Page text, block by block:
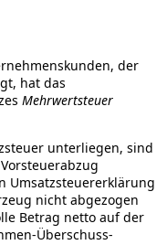
der
hat das
Mehrwertsteuer
unterliegen, sind
Umsatzsteuererklärung
nicht abgezogen
Betrag netto auf der
Überschuss-